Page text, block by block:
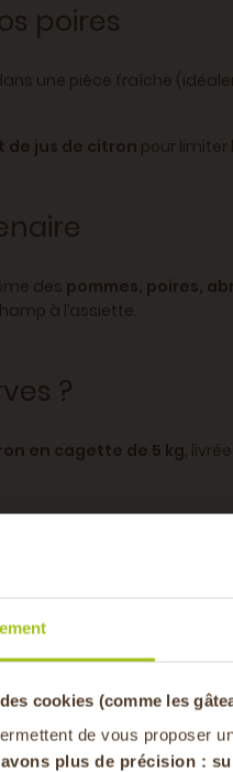
cookies (comme les
de vous proposer
plus de précision :
poires
une pièce fraîche
de jus de citron pour limiter
des pommes, poires,
à l’assiette.
?
en cagette de 5 kg,
Drôme
Hiver
Vrac